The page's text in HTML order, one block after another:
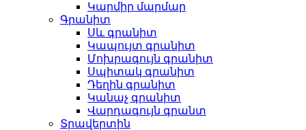
Կարմիր մարմար
Գրանիտ
Սև գրանիտ
Կապույտ գրանիտ
Մոխրագույն գրանիտ
Սպիտակ գրանիտ
Դեղին գրանիտ
Կանաչ գրանիտ
Վարդագույն գրանտ
Տրավերտին